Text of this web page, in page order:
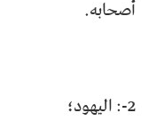
أصحابه.
2-: اليهود؛